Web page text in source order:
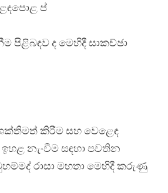
ප්
පිළිබඳව ද මෙහිදී සාකච්ඡා
ශක්තිමත් කිරීම සහ වෙළෙඳ
නැංවීම සඳහා පවතින
රාසා මහතා මෙහිදී කරුණු